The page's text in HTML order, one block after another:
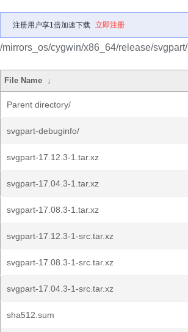
注册用户享1倍加速下载 立即注册
/mirrors_os/cygwin/x86_64/release/svgpart/
File Name ↓
Parent directory/
svgpart-debuginfo/
svgpart-17.12.3-1.tar.xz
svgpart-17.04.3-1.tar.xz
svgpart-17.08.3-1.tar.xz
svgpart-17.12.3-1-src.tar.xz
svgpart-17.08.3-1-src.tar.xz
svgpart-17.04.3-1-src.tar.xz
sha512.sum